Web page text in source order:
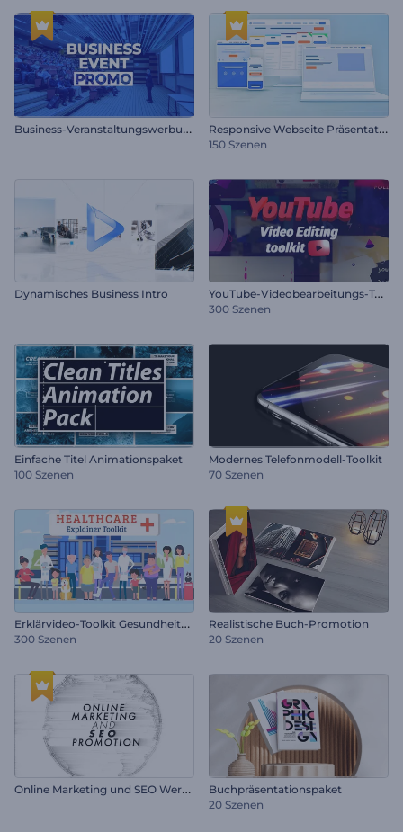
B
usiness-Veranstaltungswerbung R
esponsive Webseite Präsentation
150 Szenen
Dynamisches Business Intro Y
ouTube-Videobearbeitungs-Toolkit
300 Szenen
Einfache Titel Animationspaket
100 Szenen
Modernes Telefonmodell-Toolkit
70 Szenen
E
rklärvideo-Toolkit Gesundheitswesen
300 Szenen
Realistische Buch-Promotion
20 Szenen
O
nline Marketing und SEO Werbung
Buchpräsentationspaket
20 Szenen